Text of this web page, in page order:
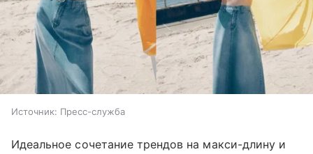
Источник: Пресс-служба
Идеальное сочетание трендов на макси-длину и